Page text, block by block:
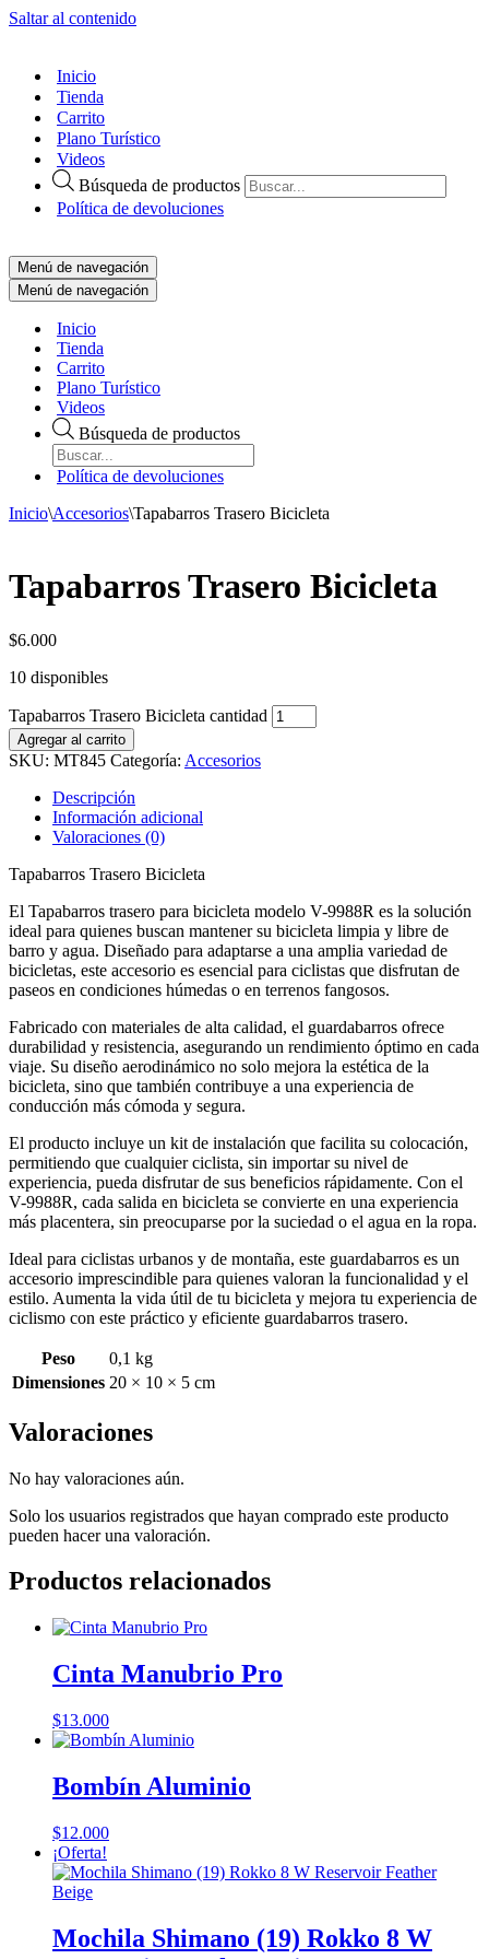
Saltar al contenido
Inicio
Tienda
Carrito
Plano Turístico
Videos
Búsqueda de productos
Política de devoluciones
Menú de navegación
Menú de navegación
Inicio
Tienda
Carrito
Plano Turístico
Videos
Búsqueda de productos
Política de devoluciones
Inicio\Accesorios\Tapabarros Trasero Bicicleta
Tapabarros Trasero Bicicleta
$6.000
10 disponibles
Tapabarros Trasero Bicicleta cantidad
Agregar al carrito
SKU: MT845 Categoría: Accesorios
Descripción
Información adicional
Valoraciones (0)
Tapabarros Trasero Bicicleta
El Tapabarros trasero para bicicleta modelo V-9988R es la solución
ideal para quienes buscan mantener su bicicleta limpia y libre de
barro y agua. Diseñado para adaptarse a una amplia variedad de
bicicletas, este accesorio es esencial para ciclistas que disfrutan de
paseos en condiciones húmedas o en terrenos fangosos.
Fabricado con materiales de alta calidad, el guardabarros ofrece
durabilidad y resistencia, asegurando un rendimiento óptimo en cada
viaje. Su diseño aerodinámico no solo mejora la estética de la
bicicleta, sino que también contribuye a una experiencia de
conducción más cómoda y segura.
El producto incluye un kit de instalación que facilita su colocación,
permitiendo que cualquier ciclista, sin importar su nivel de
experiencia, pueda disfrutar de sus beneficios rápidamente. Con el
V-9988R, cada salida en bicicleta se convierte en una experiencia
más placentera, sin preocuparse por la suciedad o el agua en la ropa.
Ideal para ciclistas urbanos y de montaña, este guardabarros es un
accesorio imprescindible para quienes valoran la funcionalidad y el
estilo. Aumenta la vida útil de tu bicicleta y mejora tu experiencia de
ciclismo con este práctico y eficiente guardabarros trasero.
Peso
0,1 kg
Dimensiones 20 × 10 × 5 cm
Valoraciones
No hay valoraciones aún.
Solo los usuarios registrados que hayan comprado este producto
pueden hacer una valoración.
Productos relacionados
Cinta Manubrio Pro
$13.000
Bombín Aluminio
$12.000
¡Oferta!
Mochila Shimano (19) Rokko 8 W